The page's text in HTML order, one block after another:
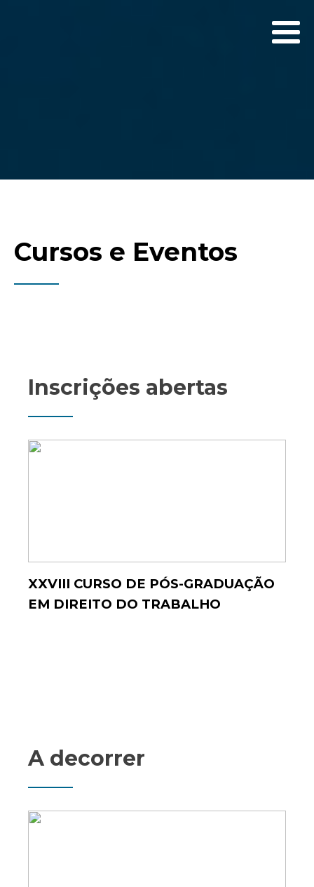
Cursos e Eventos
Inscrições abertas
XXVIII CURSO DE PÓS-GRADUAÇÃO
EM DIREITO DO TRABALHO
A decorrer